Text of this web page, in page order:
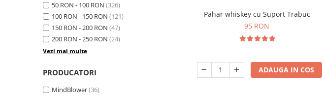
50 RON - 100 RON (326)
100 RON - 150 RON (121)
150 RON - 200 RON (47)
200 RON - 250 RON (24)
Vezi mai multe
PRODUCATORI
MindBlower(36)
Pahar whiskey cu Suport Trabuc
95 RON
ADAUGA IN COS